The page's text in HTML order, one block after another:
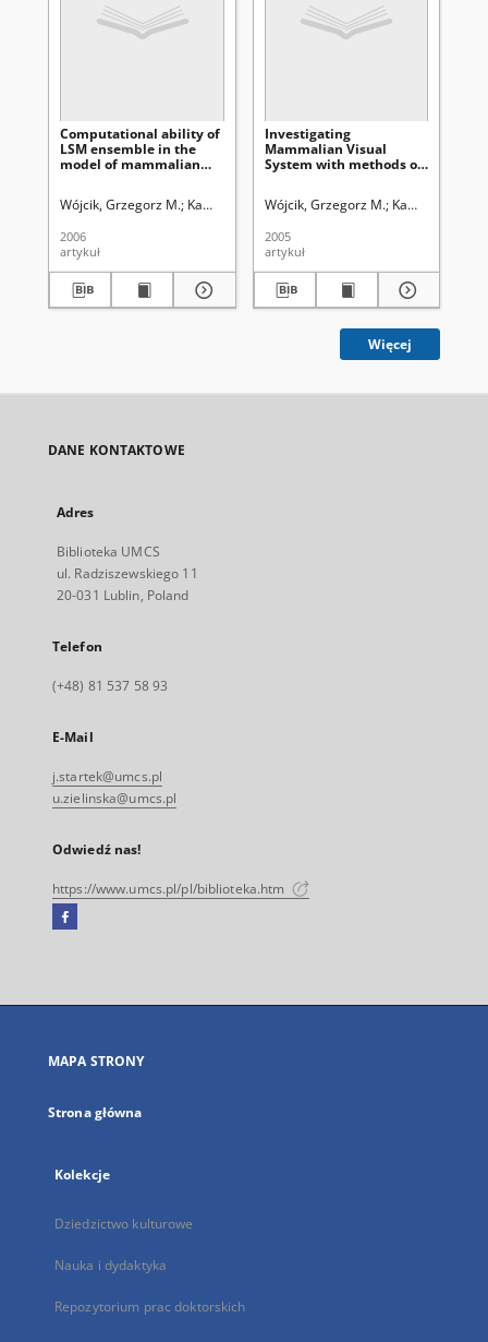
Computational ability of
LSM ensemble in the
model of mammalian
Wójcik, Grzegorz M. Kamiński, Wiesław Andrzej (1949- ) Uniwersytet
2006
artykuł
Investigating
Mammalian Visual
System with methods of
Wójcik, Grzegorz M. Kamiński,
2005
artykuł
Więcej
DANE KONTAKTOWE
Adres
Biblioteka UMCS
ul. Radziszewskiego 11
20-031 Lublin, Poland
Telefon
(+48) 81 537 58 93
E-Mail
j.startek@umcs.pl
u.zielinska@umcs.pl
Odwiedź nas!
https://www.umcs.pl/pl/biblioteka.htm
Facebook
się
karcie
MAPA STRONY
Strona główna
Kolekcje
Dziedzictwo kulturowe
Nauka i dydaktyka
Repozytorium prac doktorskich